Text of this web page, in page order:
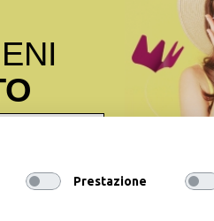
Prestazione
privacy
ai sensi
email